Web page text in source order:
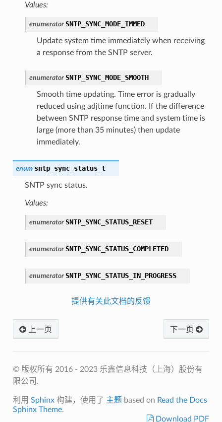
Values:
enumerator SNTP_SYNC_MODE_IMMED
Update system time immediately when receiving
a response from the SNTP server.
enumerator SNTP_SYNC_MODE_SMOOTH
Smooth time updating. Time error is gradually
reduced using adjtime function. If the difference
between SNTP response time and system time is
large (more than 35 minutes) then update
immediately.
enum sntp_sync_status_t
SNTP sync status.
Values:
enumerator SNTP_SYNC_STATUS_RESET
enumerator SNTP_SYNC_STATUS_COMPLETED
enumerator SNTP_SYNC_STATUS_IN_PROGRESS
提供有关此文档的反馈
上一页 下一页
© 版权所有 2016 - 2023 乐鑫信息科技（上海）股份有
限公司.
利用 Sphinx构建，使用了 主题 based on Read the Docs
Sphinx Theme.
Download PDF